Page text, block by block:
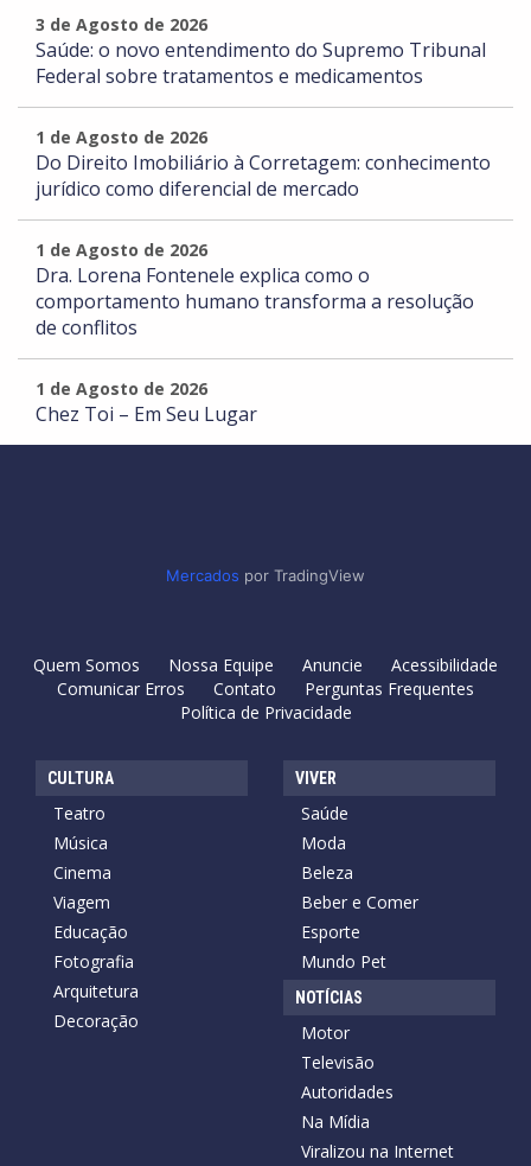
3 de Agosto de 2026
Saúde: o novo entendimento do Supremo Tribunal
Federal sobre tratamentos e medicamentos
1 de Agosto de 2026
Do Direito Imobiliário à Corretagem: conhecimento
jurídico como diferencial de mercado
1 de Agosto de 2026
Dra. Lorena Fontenele explica como o
comportamento humano transforma a resolução
de conflitos
1 de Agosto de 2026
Chez Toi – Em Seu Lugar
Mercados por TradingView
Quem Somos Nossa Equipe Anuncie
Acessibilidade
Comunicar Erros
Contato
Perguntas Frequentes
Política de Privacidade
CULTURA
Teatro
Música
Cinema
Viagem
Educação
Fotografia
Arquitetura
Decoração
VIVER
Saúde
Moda
Beleza
Beber e Comer
Esporte
Mundo Pet
NOTÍCIAS
Motor
Televisão
Autoridades
Na Mídia
Viralizou na Internet